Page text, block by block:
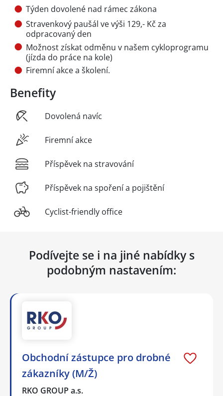
Týden dovolené nad rámec zákona
Stravenkový paušál ve výši 129,- Kč za
odpracovaný den
Možnost získat odměnu v našem cykloprogramu
(jízda do práce na kole)
Firemní akce a školení.
Benefity
Dovolená navíc
Firemní akce
Příspěvek na stravování
Příspěvek na spoření a pojištění
Cyclist-friendly office
Podívejte se i na jiné nabídky s
podobným nastavením:
Obchodní zástupce pro drobné
zákazníky (M/Ž)
RKO GROUP a.s.